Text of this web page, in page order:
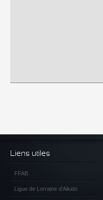
Liens utiles
FFAB
Ligue de Lorraine d'Aikido